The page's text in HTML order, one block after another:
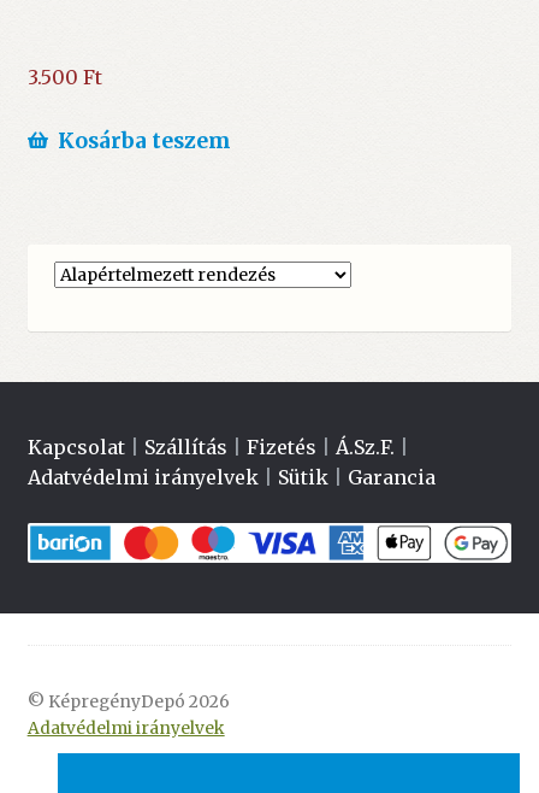
3.500 Ft
Kosárba teszem
Kapcsolat| Szállítás Fizetés Á.Sz.F.
Adatvédelmi irányelvek| Sütik| Garancia
© KépregényDepó 2026
Adatvédelmi irányelvek